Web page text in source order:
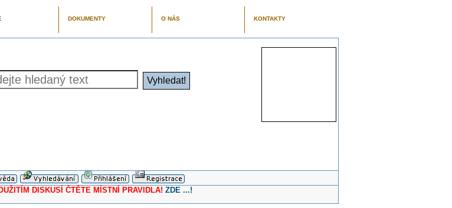
DOKUMENTY O NÁS KONTAKTY
DISKUSÍ ČTĚTE MÍSTNÍ PRAVIDLA! ZDE ...!